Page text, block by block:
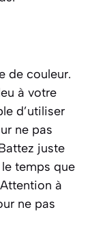
de couleur.
à votre
d’utiliser
ne pas
juste
temps que
à
ne pas